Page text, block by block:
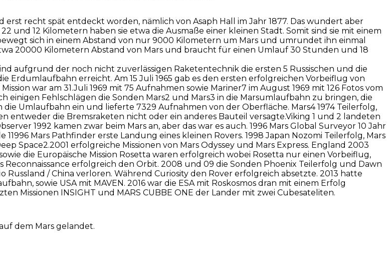
erst recht spät entdeckt worden, nämlich von Asaph Hall im Jahr 1877. Das wundert aber
und 12 Kilometern haben sie etwa die Ausmaße einer kleinen Stadt. Somit sind sie mit einem
sich in einem Abstand von nur 9000 Kilometern um Mars und umrundet ihn einmal
20000 Kilometern Abstand von Mars und braucht für einen Umlauf 30 Stunden und 18
aufgrund der noch nicht zuverlässigen Raketentechnik die ersten 5 Russischen und die
Erdumlaufbahn erreicht. Am 15 Juli 1965 gab es den ersten erfolgreichen Vorbeiflug von
war am 31.Juli 1969 mit 75 Aufnahmen sowie Mariner7 im August 1969 mit 126 Fotos vom
einigen Fehlschlägen die Sonden Mars2 und Mars3 in die Marsumlaufbahn zu bringen, die
die Umlaufbahn ein und lieferte 7329 Aufnahmen von der Oberfläche. Mars4 1974 Teilerfolg,
entweder die Bremsraketen nicht oder ein anderes Bauteil versagte.Viking 1 und 2 landeten
1992 kamen zwar beim Mars an, aber das war es auch. 1996 Mars Global Surveyor 10 Jahr
Mars Pathfinder erste Landung eines kleinen Rovers. 1998 Japan Nozomi Teilerfolg, Mars
Space2.2001 erfolgreiche Missionen von Mars Odyssey und Mars Express. England 2003
die Europäische Mission Rosetta waren erfolgreich wobei Rosetta nur einen Vorbeiflug,
erfolgreich den Orbit. 2008 und 09 die Sonden Phoenix Teilerfolg und Dawn
/ China verloren. Während Curiosity den Rover erfolgreich absetzte. 2013 hatte
sowie USA mit MAVEN. 2016 war die ESA mit Roskosmos dran mit einem Erfolg
Missionen INSIGHT und MARS CUBBE ONE der Lander mit zwei Cubesateliten.
dem Mars gelandet.